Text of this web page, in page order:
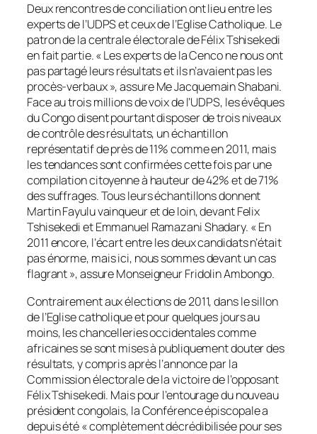
Deux rencontres de conciliation ont lieu entre les
experts de l’UDPS et ceux de l’Eglise Catholique. Le
patron de la centrale électorale de Félix Tshisekedi
en fait partie. «Les experts de la Cenco ne nous ont
pas partagé leurs résultats et ils n’avaient pas les
procès-verbaux», assure Me Jacquemain Shabani.
Face au trois millions de voix de l’UDPS, les évêques
du Congo disent pourtant disposer de trois niveaux
de contrôle des résultats, un échantillon
représentatif de près de 11% comme en 2011, mais
les tendances sont confirmées cette fois par une
compilation citoyenne à hauteur de 42% et de 71%
des suffrages. Tous leurs échantillons donnent
Martin Fayulu vainqueur et de loin, devant Felix
Tshisekedi et Emmanuel Ramazani Shadary. «En
2011 encore, l’écart entre les deux candidats n’était
pas énorme, mais ici, nous sommes devant un cas
flagrant», assure Monseigneur Fridolin Ambongo.
Contrairement aux élections de 2011, dans le sillon
de l’Eglise catholique et pour quelques jours au
moins, les chancelleries occidentales comme
africaines se sont mises à publiquement douter des
résultats, y compris après l’annonce par la
Commission électorale de la victoire de l’opposant
Félix Tshisekedi. Mais pour l’entourage du nouveau
président congolais, la Conférence épiscopale a
depuis été «complètement décrédibilisée pour ses